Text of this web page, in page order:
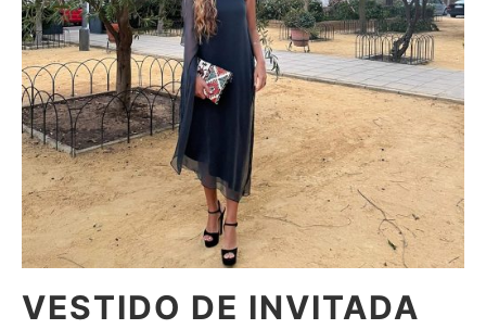
VESTIDO DE INVITADA